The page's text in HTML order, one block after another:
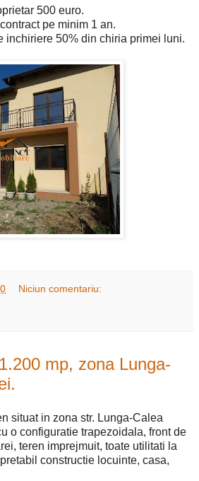
500 euro.
pe minim 1 an.
inchiriere 50% din chiria primei luni.
Niciun comentariu:
mp, zona Lunga-
situat in zona str. Lunga-Calea
o configuratie trapezoidala, front de
teren imprejmuit, toate utilitati la
constructie locuinte, casa,